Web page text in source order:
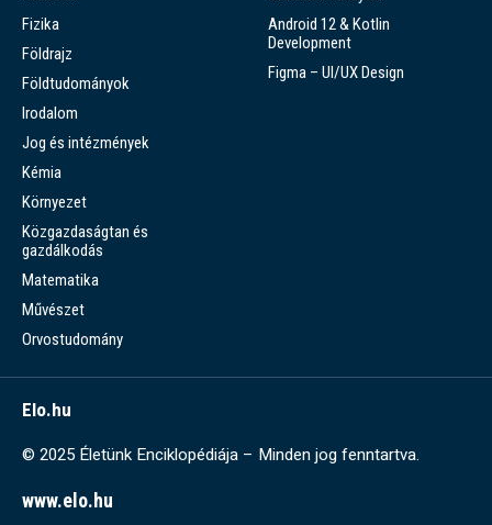
Fizika
Földrajz
Földtudományok
Irodalom
Jog és intézmények
Kémia
Környezet
Közgazdaságtan és
gazdálkodás
Matematika
Művészet
Orvostudomány
Android 12 & Kotlin
Development
Figma – UI/UX Design
Elo.hu
© 2025 Életünk Enciklopédiája – Minden jog fenntartva.
www.elo.hu